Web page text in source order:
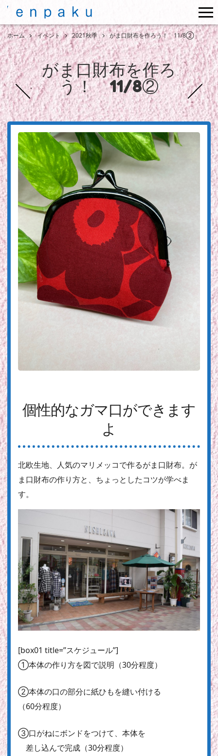
ホーム イベント 2021秋季 がま口財布を作ろう！ 11/8②
がま口財布を作ろ
う！ 11/8②
個性的なガマ口ができます
よ
北欧生地、人気のマリメッコで作るがま口財布。が
ま口財布の作り方と、ちょっとしたコツが学べま
す。
[box01 title=”スケジュール”]
①本体の作り方を図で説明（30分程度）
②本体の口の部分に紙ひもを縫い付ける
（60分程度）
③口がねにボンドをつけて、本体を
差し込んで完成（30分程度）